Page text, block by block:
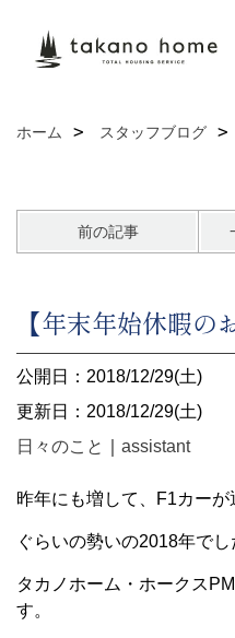
ホーム スタッフブログ
前の記事
【年末年始休暇の
公開日：2018/12/29(土)
更新日：2018/12/29(土)
日々のこと
assistant
昨年にも増して、F1カーが
ぐらいの勢いの2018年でし
タカノホーム・ホークス
す。